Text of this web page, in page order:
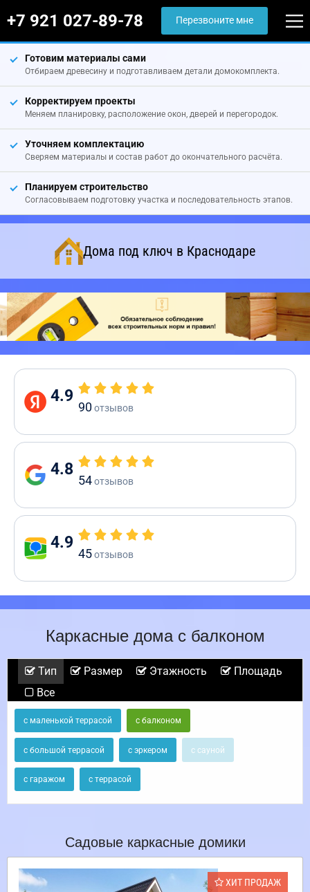
+7 921 027-89-78 Перезвоните мне
Готовим материалы сами
Отбираем древесину и подготавливаем детали домокомплекта.
Корректируем проекты
Меняем планировку, расположение окон, дверей и перегородок.
Уточняем комплектацию
Сверяем материалы и состав работ до окончательного расчёта.
Планируем строительство
Согласовываем подготовку участка и последовательность этапов.
Дома под ключ в Краснодаре
4.9
90отзывов
4.8
54отзывов
4.9
45отзывов
Каркасные дома с балконом
Тип Размер Этажность
Площадь
Все
с маленькой террасой с балконом
с большой террасой с эркером с сауной
с гаражом с террасой
Садовые каркасные домики
ХИТ ПРОДАЖ